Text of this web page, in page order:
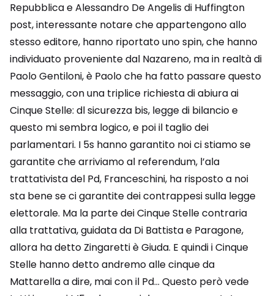
Repubblica e Alessandro De Angelis di Huffington
post, interessante notare che appartengono allo
stesso editore, hanno riportato uno spin, che hanno
individuato proveniente dal Nazareno, ma in realtà di
Paolo Gentiloni, è Paolo che ha fatto passare questo
messaggio, con una triplice richiesta di abiura ai
Cinque Stelle: dl sicurezza bis, legge di bilancio e
questo mi sembra logico, e poi il taglio dei
parlamentari. I 5s hanno garantito noi ci stiamo se
garantite che arriviamo al referendum, l’ala
trattativista del Pd, Franceschini, ha risposto a noi
sta bene se ci garantite dei contrappesi sulla legge
elettorale. Ma la parte dei Cinque Stelle contraria
alla trattativa, guidata da Di Battista e Paragone,
allora ha detto Zingaretti è Giuda. E quindi i Cinque
Stelle hanno detto andremo alle cinque da
Mattarella a dire, mai con il Pd… Questo però vede